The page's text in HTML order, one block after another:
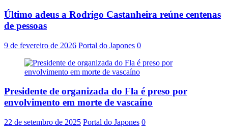
Último adeus a Rodrigo Castanheira reúne centenas
de pessoas
9 de fevereiro de 2026 Portal do Japones 0
Presidente de organizada do Fla é preso por
envolvimento em morte de vascaíno
22 de setembro de 2025 Portal do Japones 0